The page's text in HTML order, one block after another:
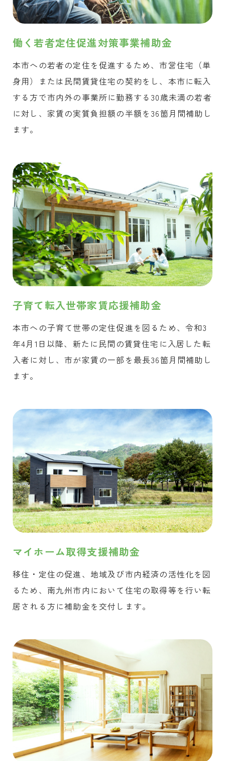
働く若者定住促進対策事業補助金
本市への若者の定住を促進するため、市営住宅（単
身用）または民間賃貸住宅の契約をし、本市に転入
する方で市内外の事業所に勤務する30歳未満の若者
に対し、家賃の実質負担額の半額を36箇月間補助し
ます。
子育て転入世帯家賃応援補助金
本市への子育て世帯の定住促進を図るため、令和3
年4月1日以降、新たに民間の賃貸住宅に入居した転
入者に対し、市が家賃の一部を最長36箇月間補助し
ます。
マイホーム取得支援補助金
移住・定住の促進、地域及び市内経済の活性化を図
るため、南九州市内において住宅の取得等を行い転
居される方に補助金を交付します。